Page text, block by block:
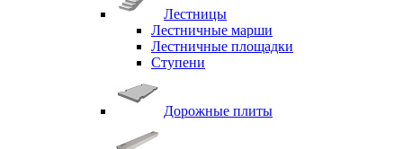
Лестницы
Лестничные марши
Лестничные площадки
Ступени
Дорожные плиты